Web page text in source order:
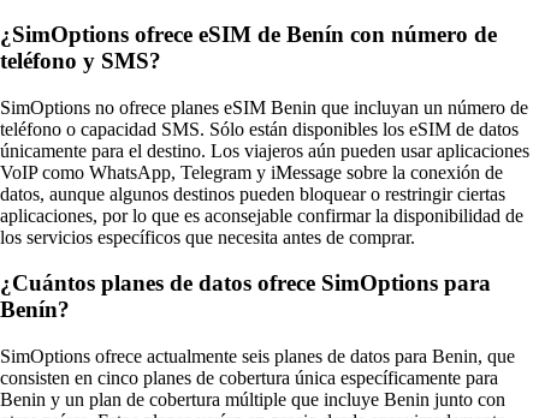
¿SimOptions ofrece eSIM de Benín con número de
teléfono y SMS?
SimOptions no ofrece planes eSIM Benin que incluyan un número de
teléfono o capacidad SMS. Sólo están disponibles los eSIM de datos
únicamente para el destino. Los viajeros aún pueden usar aplicaciones
VoIP como WhatsApp, Telegram y iMessage sobre la conexión de
datos, aunque algunos destinos pueden bloquear o restringir ciertas
aplicaciones, por lo que es aconsejable confirmar la disponibilidad de
los servicios específicos que necesita antes de comprar.
¿Cuántos planes de datos ofrece SimOptions para
Benín?
SimOptions ofrece actualmente seis planes de datos para Benin, que
consisten en cinco planes de cobertura única específicamente para
Benin y un plan de cobertura múltiple que incluye Benin junto con